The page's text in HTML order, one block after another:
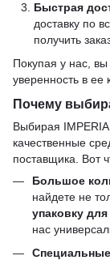
Быстрая
доставку по
получить
Покупая у нас,
уверенность в ее
Почему
Выбирая
качественные
поставщика. Вот
Большое
найдете не
упаковку
нас